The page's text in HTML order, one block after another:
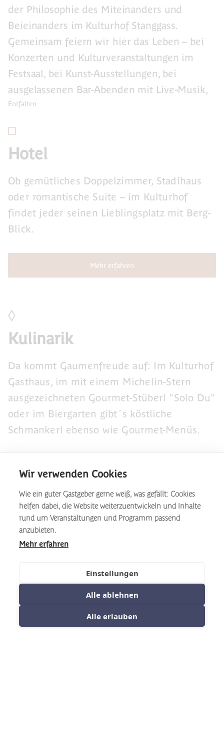
Wir verwenden Cookies
Wie ein guter Gastgeber gerne weiß, was gefällt: Cookies
helfen dabei, die Website weiterzuentwickeln und Inhalte
rund um Veranstaltungen und Programm passend
anzubieten.
Mehr erfahren
Einstellungen
Alle ablehnen
Alle erlauben
der Philosophie des Miteinanders und
Beieinanders im Kulturhof Stanggass.
Gemeinsam feiern wir hier das Leben – bei
Konzerten und Kulturveranstaltungen im
Festsaal, bei Kunst-Ausstellungen, bei
ausgelassenen Bar-Abenden mit Live-Musik,
bei zünftigen Biergarten-Erlebnissen und bei
saisonalen Anlässen. Gründe fürs gesellige
Zusammenkommen gibt´s viele – dabei
Ereignisse ebenso wie die Facetten der
Menschen. Denn beim Zusammensein darf
jeder anders sein.
Entfalten
Hotel
Ob gemütliches Doppelzimmer, Stadlhaus
oder romantische Suite – im Kulturhof
findet jeder seinen Lieblingsplatz mit Berg-
Blick.
Mehr erfahren
Kulinarik
Da kommt Gaumenfreude auf: Im Kulturhof
Gasthaus, im mit einem Michelin-Stern
ausgezeichneten Gourmet-Stüberl "Solo Du"
oder im Biergarten gibt´s köstliche
Schmankerl ebenso wie Gourmet-Menüs.
Veranstaltung
vor Bergkulisse? Eine Tagung mit Blick auf
den Watzmann? Im Kulturhof wird aus
jedem Anlass ein Erlebnis.